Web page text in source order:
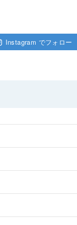
Instagram でフォロー